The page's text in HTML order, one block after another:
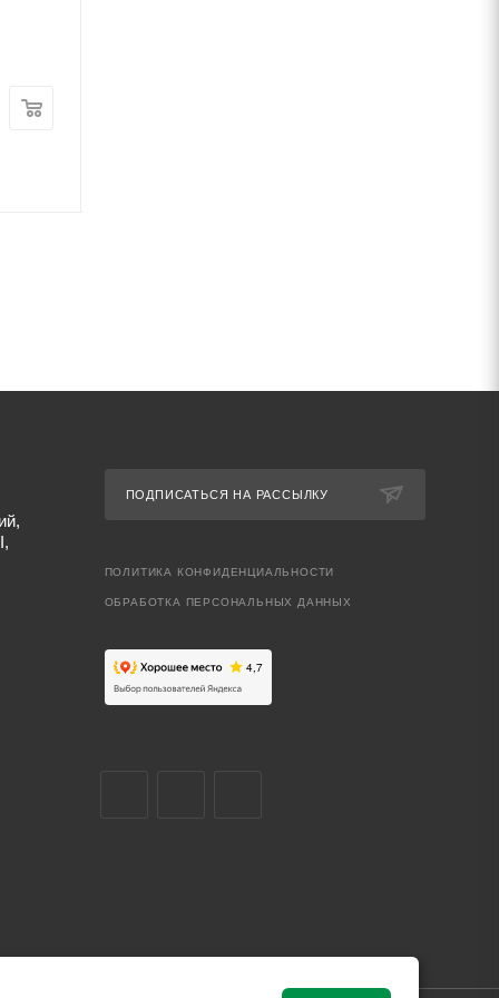
ПОДПИСАТЬСЯ НА РАССЫЛКУ
ПОЛИТИКА КОНФИДЕНЦИАЛЬНОСТИ
ОБРАБОТКА ПЕРСОНАЛЬНЫХ ДАННЫХ